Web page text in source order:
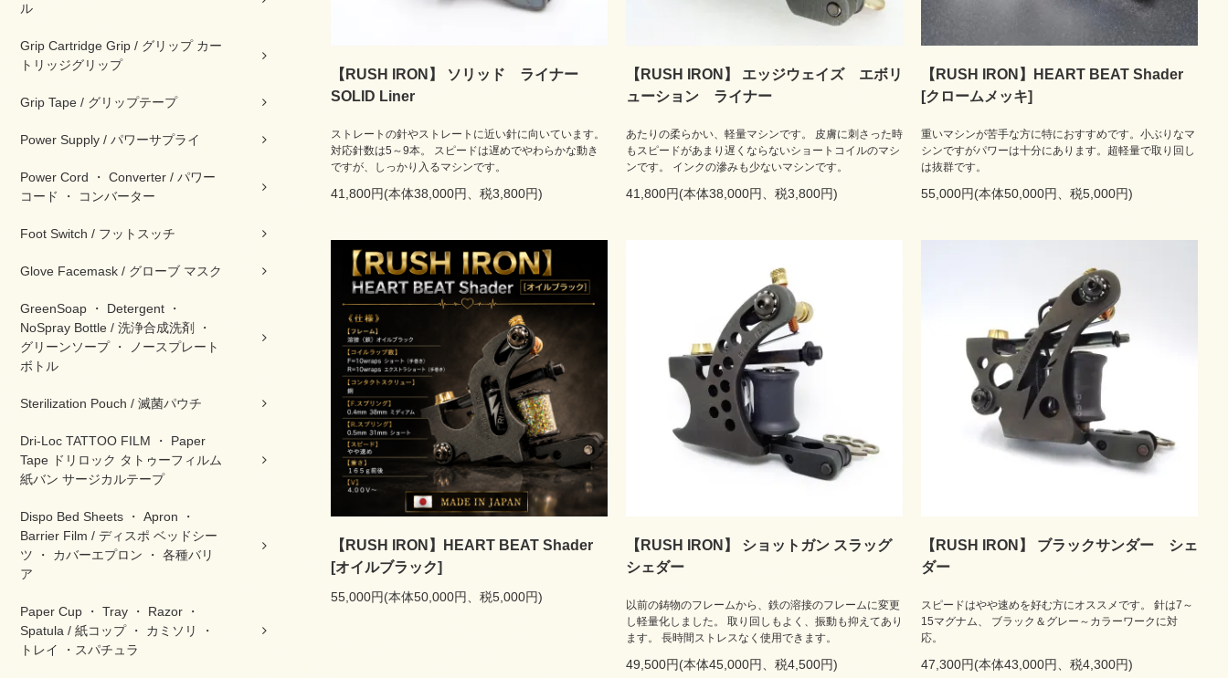
ル
Grip Cartridge Grip / グリップ カー
トリッジグリップ
Grip Tape / グリップテープ
Power Supply / パワーサプライ
Power Cord ・ Converter / パワー
コード ・ コンバーター
Foot Switch / フットスッチ
Glove Facemask / グローブ マスク
GreenSoap ・ Detergent ・
NoSpray Bottle / 洗浄合成洗剤 ・
グリーンソープ ・ ノースプレート
ボトル
Sterilization Pouch / 滅菌パウチ
Dri-Loc TATTOO FILM ・ Paper
Tape ドリロック タトゥーフィルム
紙バン サージカルテープ
Dispo Bed Sheets ・ Apron ・
Barrier Film / ディスポ ベッドシー
ツ ・ カバーエプロン ・ 各種バリ
ア
Paper Cup ・ Tray ・ Razor ・
Spatula / 紙コップ ・ カミソリ ・
トレイ ・スパチュラ
【RUSH IRON】 ソリッド ライナー
SOLID Liner
ストレートの針やストレートに近い針に向いています。
対応針数は5～9本。 スピードは遅めでやわらかな動き
ですが、しっかり入るマシンです。
41,800円(本体38,000円、税3,800円)
【RUSH IRON】 エッジウェイズ エボリ
ューション ライナー
あたりの柔らかい、軽量マシンです。 皮膚に刺さった時
もスピードがあまり遅くならないショートコイルのマシ
ンです。 インクの滲みも少ないマシンです。
41,800円(本体38,000円、税3,800円)
【RUSH IRON】HEART BEAT Shader
[クロームメッキ]
重いマシンが苦手な方に特におすすめです。小ぶりなマ
シンですがパワーは十分にあります。超軽量で取り回し
は抜群です。
55,000円(本体50,000円、税5,000円)
【RUSH IRON】HEART BEAT Shader
[オイルブラック]
55,000円(本体50,000円、税5,000円)
【RUSH IRON】 ショットガン スラッグ
シェダー
以前の鋳物のフレームから、鉄の溶接のフレームに変更
し軽量化しました。 取り回しもよく、振動も抑えてあり
ます。 長時間ストレスなく使用できます。
49,500円(本体45,000円、税4,500円)
【RUSH IRON】 ブラックサンダー シェ
ダー
スピードはやや速めを好む方にオススメです。 針は7～
15マグナム、 ブラック＆グレー～カラーワークに対
応。
47,300円(本体43,000円、税4,300円)